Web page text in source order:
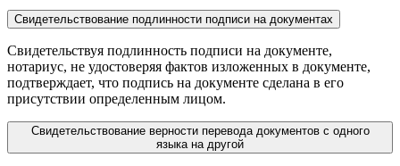
Свидетельствование подлинности подписи на документах
Свидетельствуя подлинность подписи на документе,
нотариус, не удостоверяя фактов изложенных в документе,
подтверждает, что подпись на документе сделана в его
присутствии определенным лицом.
Свидетельствование верности перевода документов с одного
языка на другой